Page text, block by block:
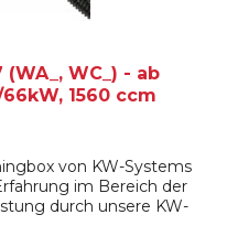
WC_) - ab
1560 ccm
von KW-Systems
im Bereich der
durch unsere KW-